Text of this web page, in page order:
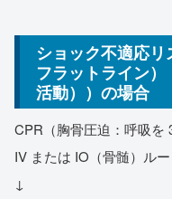
ショック不適応
フラットライン
活動））の場合
CPR（胸骨圧迫：呼吸を
IV または IO（骨髄）ル
↓